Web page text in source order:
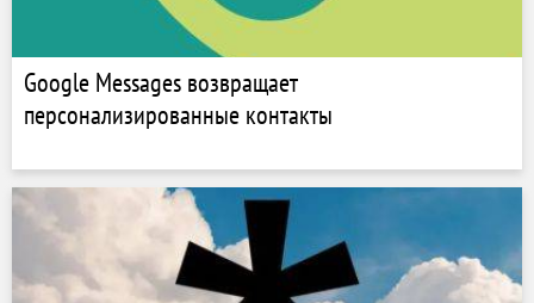
Google Messages возвращает
персонализированные контакты